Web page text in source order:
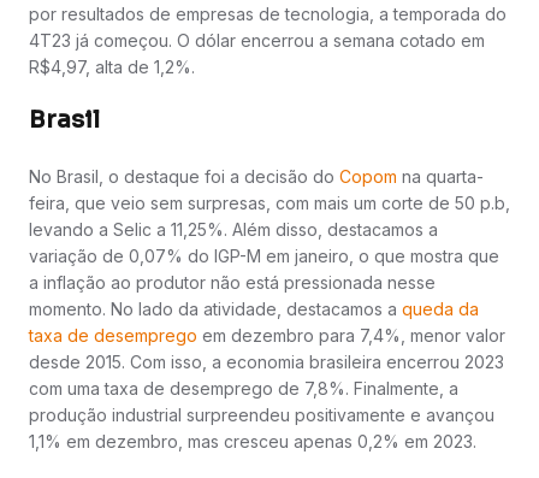
por resultados de empresas de tecnologia, a temporada do
4T23 já começou. O dólar encerrou a semana cotado em
R$4,97, alta de 1,2%.
Brasil
No Brasil, o destaque foi a decisão do Copom na quarta-
feira, que veio sem surpresas, com mais um corte de 50 p.b,
levando a Selic a 11,25%. Além disso, destacamos a
variação de 0,07% do IGP-M em janeiro, o que mostra que
a inflação ao produtor não está pressionada nesse
momento. No lado da atividade, destacamos a queda da
taxa de desemprego em dezembro para 7,4%, menor valor
desde 2015. Com isso, a economia brasileira encerrou 2023
com uma taxa de desemprego de 7,8%. Finalmente, a
produção industrial surpreendeu positivamente e avançou
1,1% em dezembro, mas cresceu apenas 0,2% em 2023.